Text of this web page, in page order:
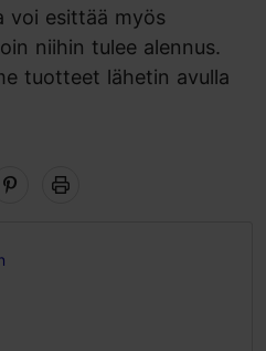
voi esittää myös
niihin tulee alennus.
tuotteet lähetin avulla